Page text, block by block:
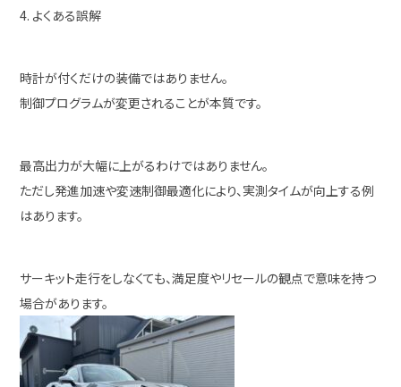
4. よくある誤解
時計が付くだけの装備ではありません。
制御プログラムが変更されることが本質です。
最高出力が大幅に上がるわけではありません。
ただし発進加速や変速制御最適化により、実測タイムが向上する例
はあります。
サーキット走行をしなくても、満足度やリセールの観点で意味を持つ
場合があります。